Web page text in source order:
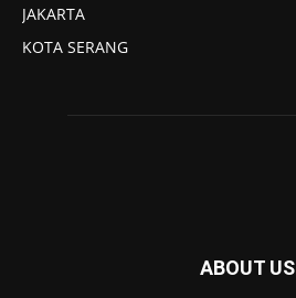
JAKARTA
KOTA SERANG
ABOUT US